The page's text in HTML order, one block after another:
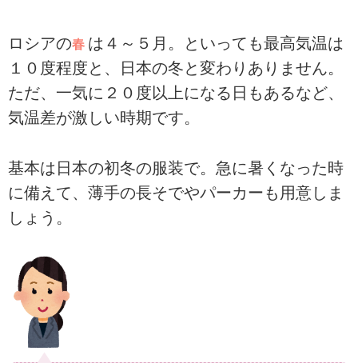
ロシアの春 は４～５月。といっても最高気温は
１０度程度と、日本の冬と変わりありません。
ただ、一気に２０度以上になる日もあるなど、
気温差が激しい時期です。
基本は日本の初冬の服装で。急に暑くなった時
に備えて、薄手の長そでやパーカーも用意しま
しょう。